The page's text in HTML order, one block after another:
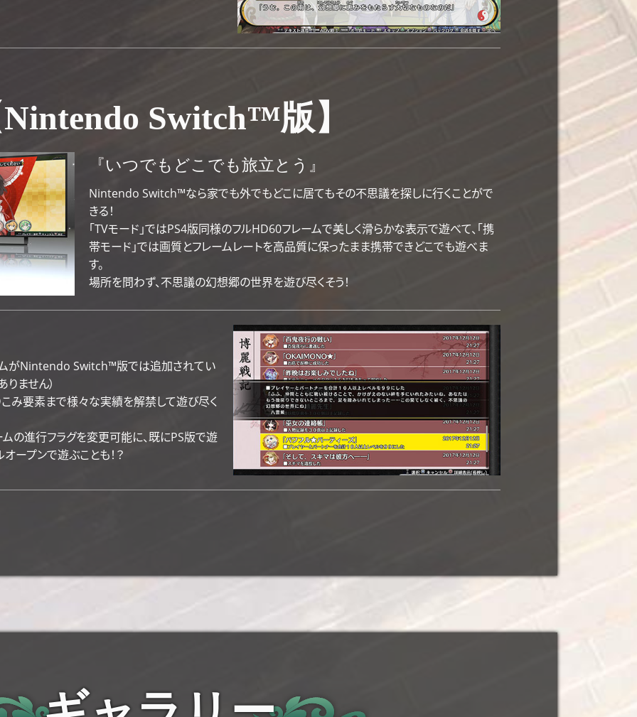
Switch™版】
『いつでもどこでも旅立とう』
Nintendo Switch™なら家でも外でもどこに居てもその不思議を探しに行くことがで
きる！
「TVモード」ではPS4版同様のフルHD60フレームで美しく滑らかな表示で遊べて、「携
帯モード」では画質とフレームレートを高品質に保ったまま携帯できどこでも遊べま
す。
場所を問わず、不思議の幻想郷の世界を遊び尽くそう！
がNintendo Switch™版では追加されてい
ません）
こみ要素まで様々な実績を解禁して遊び尽く
の進行フラグを変更可能に、既にPS版で遊
ープンで遊ぶことも！？